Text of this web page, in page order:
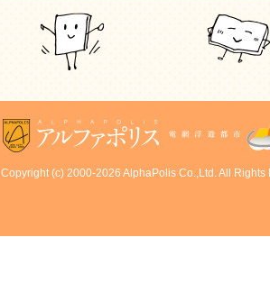
Copyright (c) 2000-2026 AlphaPolis Co.,Ltd. All Rights